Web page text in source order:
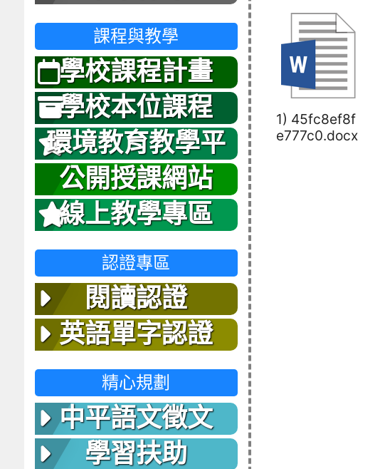
1) 45fc8ef8f
e777c0.docx
課程與教學
學校課程計畫
學校本位課程
環境教育教學平
台
公開授課網站
線上教學專區
認證專區
閱讀認證
英語單字認證
精心規劃
中平語文徵文
學習扶助